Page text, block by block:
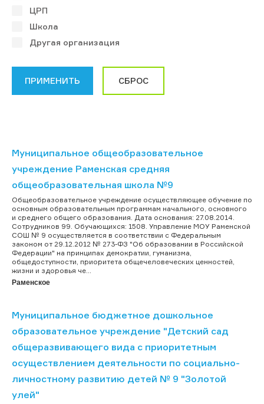
ЦРП
Школа
Другая организация
Муниципальное общеобразовательное
учреждение Раменская средняя
общеобразовательная школа №9
Общеобразовательное учреждение осуществляющее обучение по
основным образовательным программам начального, основного
и среднего общего образования. Дата основания: 27.08.2014.
Сотрудников 99. Обучающихся: 1508. Управление МОУ Раменской
СОШ № 9 осуществляется в соответствии с Федеральным
законом от 29.12.2012 № 273-ФЗ "Об образовании в Российской
Федерации" на принципах демократии, гуманизма,
общедоступности, приоритета общечеловеческих ценностей,
жизни и здоровья че...
Раменское
Муниципальное бюджетное дошкольное
образовательное учреждение "Детский сад
общеразвивающего вида с приоритетным
осуществлением деятельности по социально-
личностному развитию детей № 9 "Золотой
улей"